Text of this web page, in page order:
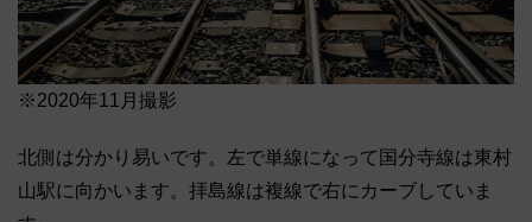
※2020年11月撮影
北側は分かり易いです。左で単線になって国分寺線は東村
山駅に向かいます。拝島線は複線で右にカーブしていま